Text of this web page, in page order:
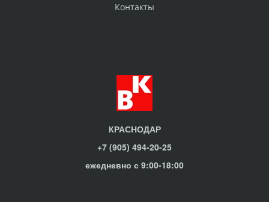
Контакты
КРАСНОДАР
+7 (905) 494-20-25
ежедневно с 9:00-18:00